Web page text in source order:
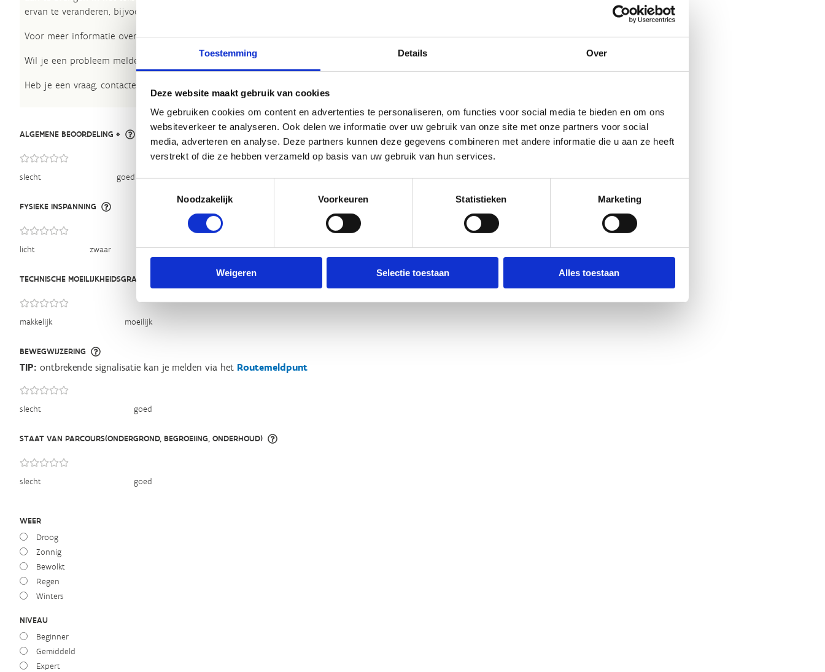
Toestemming Details Over
Deze website maakt gebruik van cookies
We gebruiken cookies om content en advertenties te personaliseren, om functies voor social media te bieden en om ons
websiteverkeer te analyseren. Ook delen we informatie over uw gebruik van onze site met onze partners voor social
media, adverteren en analyse. Deze partners kunnen deze gegevens combineren met andere informatie die u aan ze heeft
verstrekt of die ze hebben verzameld op basis van uw gebruik van hun services.
Noodzakelijk
Voorkeuren Statistieken Marketing
Weigeren Selectie toestaan Alles toestaan
ervan te veranderen, bijvoorbeeld om taalfouten en leesbaarheid te verbeteren.​
Voor meer informatie over onze routestructuren, neem een kijkje bij deFAQ.
Wil je een probleem melden op een route? Ga dan naar het
Heb je een vraag, contacteer ons via
ALGEMENE BEOORDELING *
slecht goed
FYSIEKE INSPANNING
licht zwaar
TECHNISCHE MOEILIJKHEIDSGRAAD
makkelijk moeilijk
BEWEGWIJZERING
slecht goed
TIP: ontbrekende signalisatie kan je melden via het Routemeldpunt
STAAT VAN PARCOURS(ONDERGROND, BEGROEIING, ONDERHOUD)
slecht goed
WEER
Droog
Zonnig
Bewolkt
Regen
Winters
NIVEAU
Beginner
Gemiddeld
Expert